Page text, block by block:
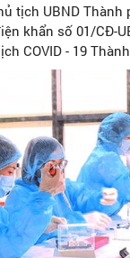
tịch UBND
khẩn số 01/CĐ-
COVID - 19
thị xã, xã
Giám đốc Sở Y tế;
và Truyền